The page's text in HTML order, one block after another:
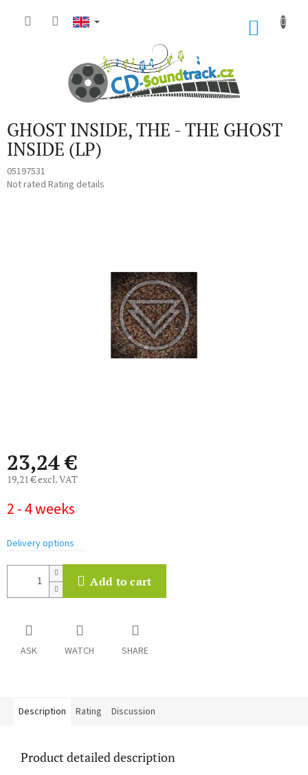
GHOST INSIDE, THE - THE GHOST
INSIDE (LP)
05197531
The
Not rated Rating details
23,24 €
19,21 € excl. VAT
price:
2 - 4 weeks
Delivery options
Add to cart
ASK WATCH SHARE
Description Rating Discussion
Product detailed description